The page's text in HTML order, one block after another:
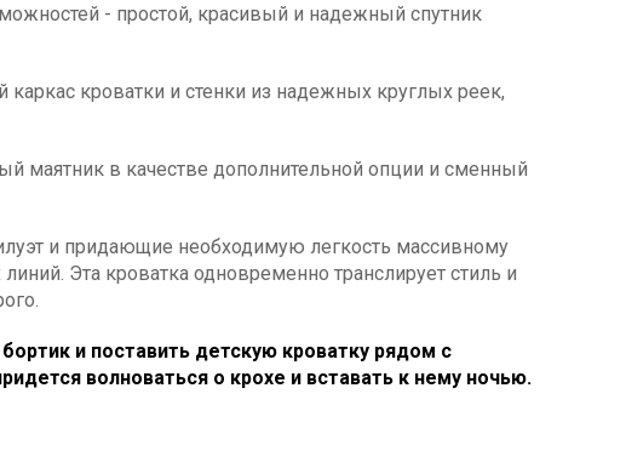
- простой, красивый и надежный спутник
кроватки и стенки из надежных круглых реек,
маятник в качестве дополнительной опции и сменный
и придающие необходимую легкость массивному
Эта кроватка одновременно транслирует стиль и
и поставить детскую кроватку рядом с
волноваться о крохе и вставать к нему ночью.